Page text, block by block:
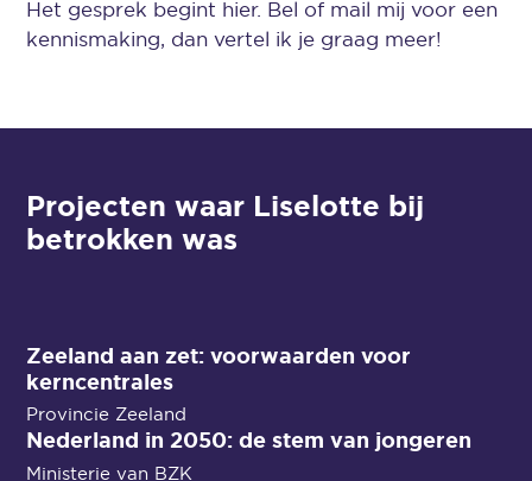
Het gesprek begint hier. Bel of mail mij voor een
kennismaking, dan vertel ik je graag meer!
Projecten waar Liselotte bij
betrokken was
Zeeland aan zet: voorwaarden voor
kerncentrales
Provincie Zeeland
Gebiedsontwikkeling
Nederland in 2050: de stem van jongeren
Ministerie van BZK
Samenleven